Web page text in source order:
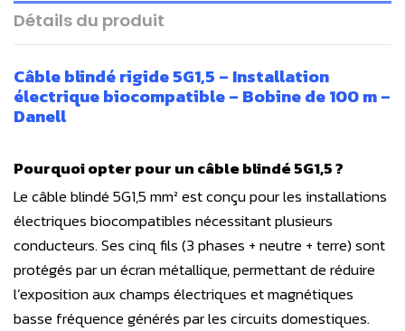
Détails du produit
Câble blindé rigide 5G1,5 – Installation
électrique biocompatible – Bobine de 100 m –
Danell
Pourquoi opter pour un câble blindé 5G1,5 ?
Le câble blindé 5G1,5 mm² est conçu pour les installations
électriques biocompatibles nécessitant plusieurs
conducteurs. Ses cinq fils (3 phases + neutre + terre) sont
protégés par un écran métallique, permettant de réduire
l’exposition aux champs électriques et magnétiques
basse fréquence générés par les circuits domestiques.